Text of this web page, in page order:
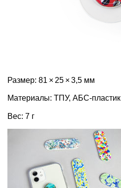
Размер: 81 × 25 × 3,5 мм
Материалы: ТПУ, АБС-пластик
Вес: 7 г